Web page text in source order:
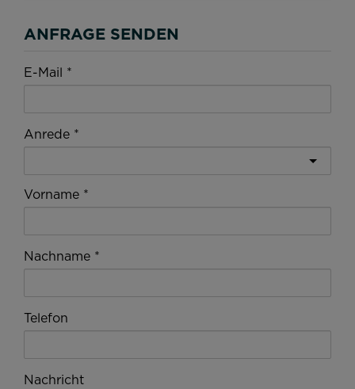
ANFRAGE SENDEN
E-Mail
Anrede
Vorname
Nachname
Telefon
Nachricht